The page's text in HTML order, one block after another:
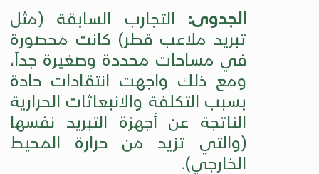
الجدوى: التجارب السابقة (مثل
تبريد ملاعب قطر) كانت محصورة
في مساحات محددة وصغيرة جداً،
ومع ذلك واجهت انتقادات حادة
بسبب التكلفة والانبعاثات الحرارية
الناتجة عن أجهزة التبريد نفسها
(والتي تزيد من حرارة المحيط
الخارجي).